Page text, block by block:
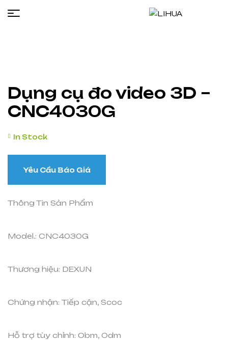
Dụng cụ đo video 3D –
CNC4030G
In Stock
Yêu Cầu Báo Giá
Thông Tin Sản Phẩm
Model.: CNC4030G
Thương hiệu: DEXUN
Chứng nhận: Tiếp cận, Scoc
Hỗ trợ tùy chỉnh: Obm, Odm